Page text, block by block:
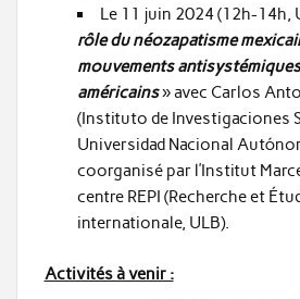
Le 11 juin 2024 (12h-14h,
rôle du néozapatisme
mouvements
américains» avec Carlos
(Instituto de Investigaciones
Universidad Nacional
coorganisé par l’Institut
centre REPI (Recherche et
internationale, ULB).
Activités à venir :